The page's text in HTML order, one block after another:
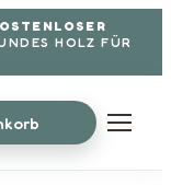
HOLZ FÜR